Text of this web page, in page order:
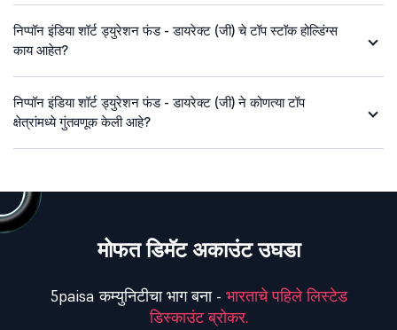
निप्पॉन इंडिया शॉर्ट ड्युरेशन फंड - डायरेक्ट (जी) चे टॉप स्टॉक होल्डिंग्स
काय आहेत?
निप्पॉन इंडिया शॉर्ट ड्युरेशन फंड - डायरेक्ट (जी) ने कोणत्या टॉप
क्षेत्रांमध्ये गुंतवणूक केली आहे?
मोफत डिमॅट अकाउंट उघडा
5paisa कम्युनिटीचा भाग बना - भारताचे पहिले लिस्टेड
डिस्काउंट ब्रोकर.